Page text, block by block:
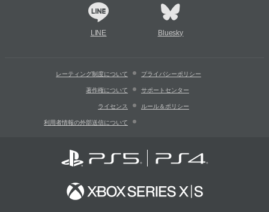
LINE Bluesky
レーティング制度について プライバシーポリシー
著作権について サポートセンター
ライセンス ルール＆ポリシー
利用者情報の外部送信について